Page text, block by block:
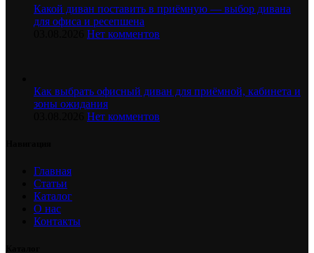
Какой диван поставить в приёмную — выбор дивана
для офиса и ресепшена
Нет комментов
Как выбрать офисный диван для приёмной, кабинета и
зоны ожидания
Нет комментов
Главная
Статьи
Каталог
О нас
Контакты